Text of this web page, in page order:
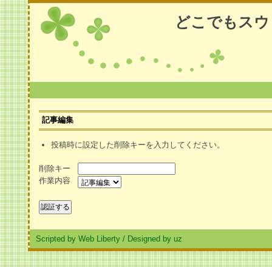
どこでもス
記事編集
投稿時に設定した削除キーを入力してください。
削除キー
作業内容
Scripted by Web Liberty / Designed by uz